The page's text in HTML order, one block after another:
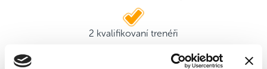
2 kvalifikovaní trenéři